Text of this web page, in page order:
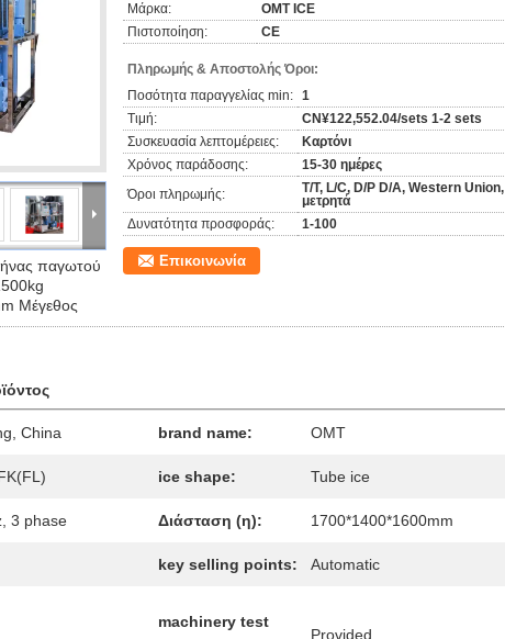
παγωτού
Μέγεθος
Μάρκα:
OMT ICE
Πιστοποίηση:
CE
Πληρωμής & Αποστολής Όροι:
Ποσότητα παραγγελίας min: 1
Τιμή:
CN¥122,552.04/sets 1-2 sets
Συσκευασία λεπτομέρειες:
Καρτόνι
Χρόνος παράδοσης:
15-30 ημέρες
Όροι πληρωμής:
Τ/Τ, L/C, D/P D/A, Western Union,
μετρητά
Δυνατότητα προσφοράς:
1-100
Επικοινωνία
China brand name: OMT
ice shape: Tube ice
3 phase Διάσταση (η): 1700*1400*1600mm
key selling points: Automatic
machinery test
Provided